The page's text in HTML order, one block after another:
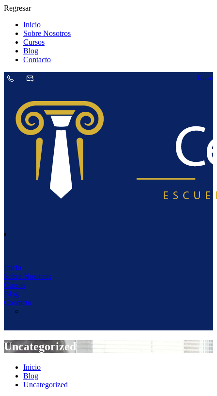
Regresar
Inicio
Sobre Nosotros
Cursos
Blog
Contacto
Entrar
Inicio
Sobre Nosotros
Cursos
Blog
Contacto
Uncategorized
Inicio
Blog
Uncategorized